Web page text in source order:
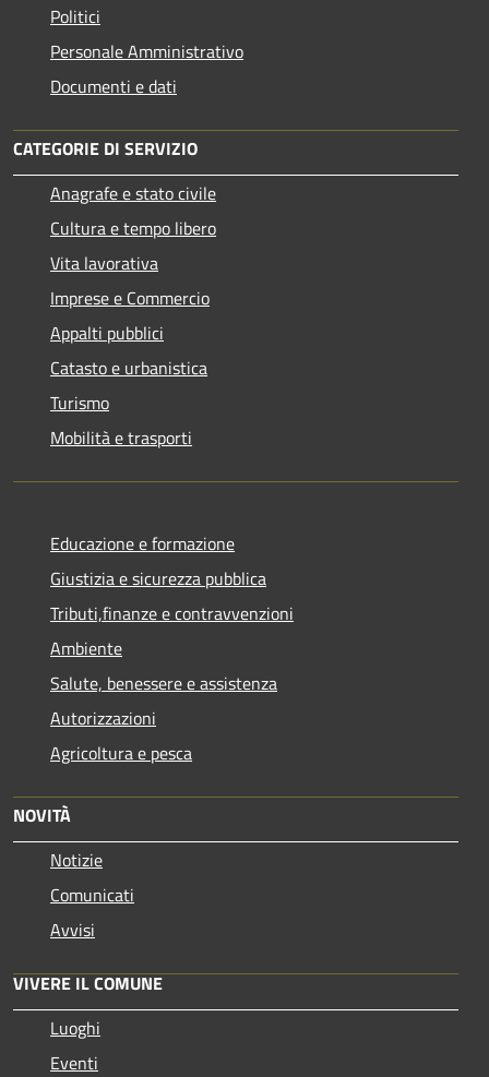
Politici
Personale Amministrativo
Documenti e dati
CATEGORIE DI SERVIZIO
Anagrafe e stato civile
Cultura e tempo libero
Vita lavorativa
Imprese e Commercio
Appalti pubblici
Catasto e urbanistica
Turismo
Mobilità e trasporti
Educazione e formazione
Giustizia e sicurezza pubblica
Tributi,finanze e contravvenzioni
Ambiente
Salute, benessere e assistenza
Autorizzazioni
Agricoltura e pesca
NOVITÀ
Notizie
Comunicati
Avvisi
VIVERE IL COMUNE
Luoghi
Eventi